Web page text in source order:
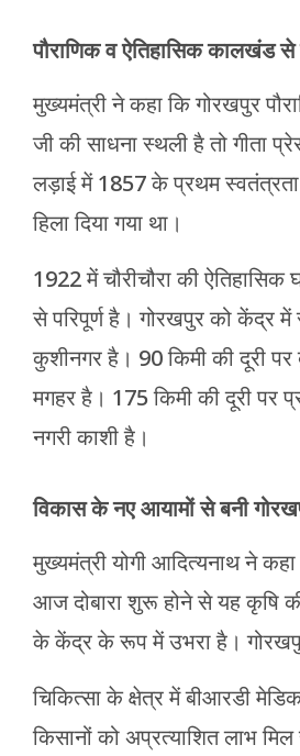
पौराणिक व ऐतिहासिक कालखंड से
मुख्यमंत्री ने कहा कि गोरखपुर
जी की साधना स्थली है तो गीता
लड़ाई में 1857 के प्रथम
हिला दिया गया था।
1922 में चौरीचौरा की
से परिपूर्ण है। गोरखपुर को केंद्र में
कुशीनगर है। 90 किमी की दूरी पर
मगहर है। 175 किमी की दूरी पर
नगरी काशी है।
विकास के नए आयामों से बनी
मुख्यमंत्री योगी आदित्यनाथ ने
आज दोबारा शुरू होने से यह कृषि
के केंद्र के रूप में उभरा है।
चिकित्सा के क्षेत्र में बीआरडी
किसानों को अप्रत्याशित लाभ